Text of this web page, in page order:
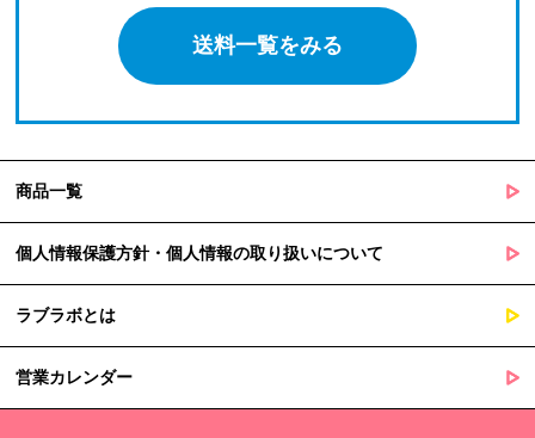
送料一覧をみる
商品一覧
個人情報保護方針・個人情報の取り扱いについて
ラブラボとは
営業カレンダー